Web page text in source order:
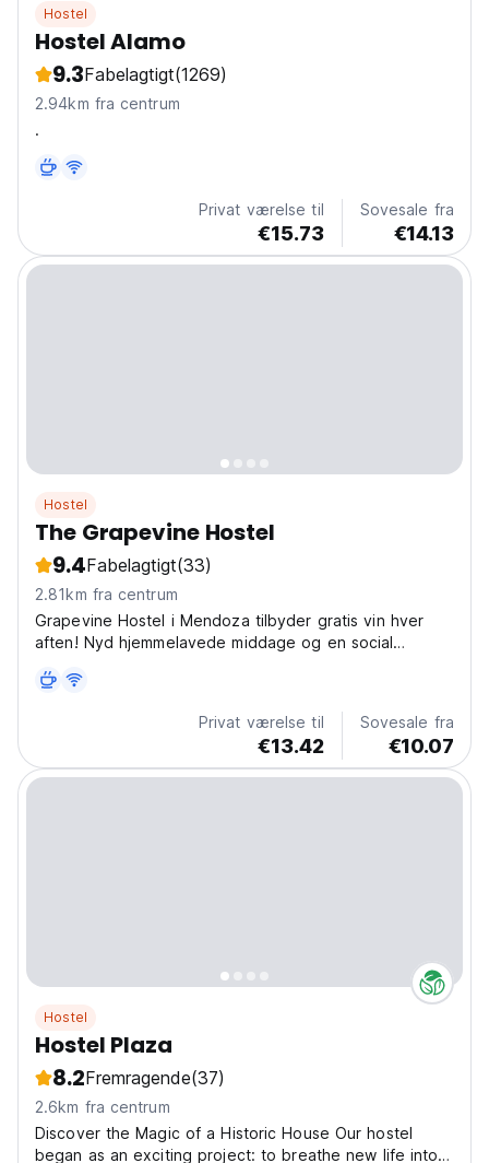
Hostel
Hostel Alamo
9.3Fabelagtigt(1269)
2.94km fra centrum
.
Privat værelse til
€15.73
Sovesale fra
€14.13
Hostel
The Grapevine Hostel
9.4Fabelagtigt(33)
2.81km fra centrum
Grapevine Hostel i Mendoza tilbyder gratis vin hver
aften! Nyd hjemmelavede middage og en social
vinelskere. (Auto-translated from original language)
Privat værelse til
€13.42
Sovesale fra
€10.07
Hostel
Hostel Plaza
8.2Fremragende(37)
2.6km fra centrum
Discover the Magic of a Historic House Our hostel
began as an exciting project: to breathe new life into a